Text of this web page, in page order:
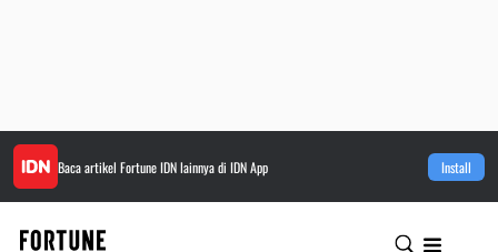
Baca artikel Fortune IDNlainnya di IDN App Install